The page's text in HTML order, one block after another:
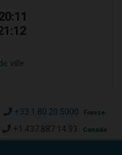
ville
+33.1.80.20.5000 France
+1.437.887.14.93 Canada